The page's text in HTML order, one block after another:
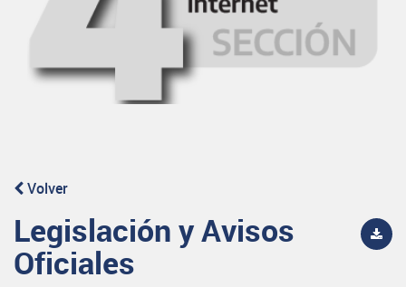
Volver
Legislación y Avisos
Oficiales